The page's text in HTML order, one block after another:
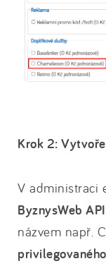
Krok 2:
V administraci
ByznysWeb API
názvem např.